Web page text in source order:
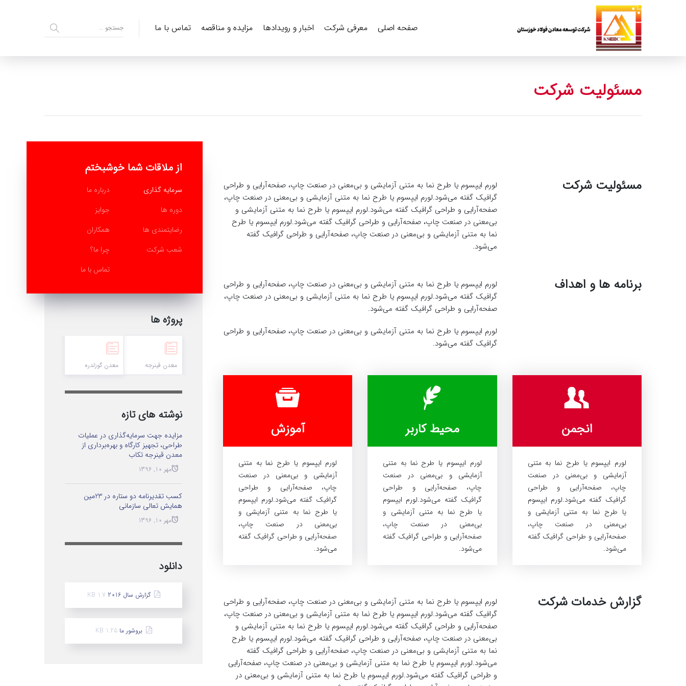
صفحه اصلی معرفی شرکت اخبار و رویدادها مزایده و مناقصه تماس با ما
مسئولیت شرکت
لورم ایپسوم یا طرح‌ نما به متنی آزمایشی و بی‌معنی در صنعت چاپ، صفحه‌آرایی و طراحی
گرافیک گفته می‌شود.لورم ایپسوم یا طرح‌ نما به متنی آزمایشی و بی‌معنی در صنعت چاپ،
صفحه‌آرایی و طراحی گرافیک گفته می‌شود.لورم ایپسوم یا طرح‌ نما به متنی آزمایشی و
بی‌معنی در صنعت چاپ، صفحه‌آرایی و طراحی گرافیک گفته می‌شود.لورم ایپسوم یا طرح‌
نما به متنی آزمایشی و بی‌معنی در صنعت چاپ، صفحه‌آرایی و طراحی گرافیک گفته
می‌شود.
مسئولیت شرکت
لورم ایپسوم یا طرح‌ نما به متنی آزمایشی و بی‌معنی در صنعت چاپ، صفحه‌آرایی و طراحی
گرافیک گفته می‌شود.لورم ایپسوم یا طرح‌ نما به متنی آزمایشی و بی‌معنی در صنعت چاپ،
صفحه‌آرایی و طراحی گرافیک گفته می‌شود.
لورم ایپسوم یا طرح‌ نما به متنی آزمایشی و بی‌معنی در صنعت چاپ، صفحه‌آرایی و طراحی
گرافیک گفته می‌شود.
برنامه ها و اهداف
آموزش
لورم ایپسوم یا طرح‌ نما به متنی
آزمایشی و بی‌معنی در صنعت
چاپ، صفحه‌آرایی و طراحی
گرافیک گفته می‌شود.لورم ایپسوم
یا طرح‌ نما به متنی آزمایشی و
بی‌معنی در صنعت چاپ،
صفحه‌آرایی و طراحی گرافیک گفته
می‌شود.
محیط کاربر
لورم ایپسوم یا طرح‌ نما به متنی
آزمایشی و بی‌معنی در صنعت
چاپ، صفحه‌آرایی و طراحی
گرافیک گفته می‌شود.لورم ایپسوم
یا طرح‌ نما به متنی آزمایشی و
بی‌معنی در صنعت چاپ،
صفحه‌آرایی و طراحی گرافیک گفته
می‌شود.
انجمن
لورم ایپسوم یا طرح‌ نما به متنی
آزمایشی و بی‌معنی در صنعت
چاپ، صفحه‌آرایی و طراحی
گرافیک گفته می‌شود.لورم ایپسوم
یا طرح‌ نما به متنی آزمایشی و
بی‌معنی در صنعت چاپ،
صفحه‌آرایی و طراحی گرافیک گفته
می‌شود.
لورم ایپسوم یا طرح‌ نما به متنی آزمایشی و بی‌معنی در صنعت چاپ، صفحه‌آرایی و طراحی
گرافیک گفته می‌شود.لورم ایپسوم یا طرح‌ نما به متنی آزمایشی و بی‌معنی در صنعت چاپ،
صفحه‌آرایی و طراحی گرافیک گفته می‌شود.لورم ایپسوم یا طرح‌ نما به متنی آزمایشی و
بی‌معنی در صنعت چاپ، صفحه‌آرایی و طراحی گرافیک گفته می‌شود.لورم ایپسوم یا طرح‌
نما به متنی آزمایشی و بی‌معنی در صنعت چاپ، صفحه‌آرایی و طراحی گرافیک گفته
می‌شود.لورم ایپسوم یا طرح‌ نما به متنی آزمایشی و بی‌معنی در صنعت چاپ، صفحه‌آرایی
و طراحی گرافیک گفته می‌شود.لورم ایپسوم یا طرح‌ نما به متنی آزمایشی و بی‌معنی در
گزارش خدمات شرکت
از ملاقات شما خوشبختم
درباره ما
سرمایه گذاری
جوایز
دوره ها
همکاران
رضایتمندی ها
چرا ما؟
شعب شرکت
تماس با ما
پروژه ها
معدن قینرجه معدن گوزلدره
نوشته های تازه
مزایده جهت سرمایه‌گذاری در عملیات
طراحی، تجهیز کارگاه و بهره‌برداری از
معدن قینرجه تکاب
مهر 10, 1396
کسب تقدیرنامه دو ستاره در 23مین
همایش تعالی سازمانی
مهر 10, 1396
دانلود
گزارش سال 2016 1.7 KB
بروشور ما1.25 KB